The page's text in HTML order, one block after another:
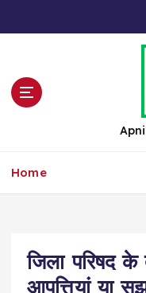
e
Home
जिला परिषद के
आपत्तियां या